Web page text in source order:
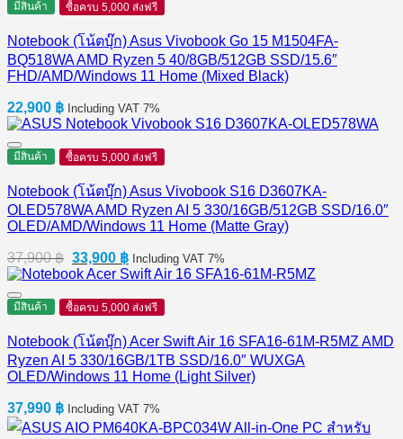
มีสินค้า ซื้อครบ 5,000 ส่งฟรี
Notebook (โน้ตบุ๊ก) Asus Vivobook Go 15 M1504FA-
BQ518WA AMD Ryzen 5 40/8GB/512GB SSD/15.6″
FHD/AMD/Windows 11 Home (Mixed Black)
22,900 ฿ Including VAT 7%
มีสินค้า ซื้อครบ 5,000 ส่งฟรี
Notebook (โน้ตบุ๊ก) Asus Vivobook S16 D3607KA-
OLED578WA AMD Ryzen AI 5 330/16GB/512GB SSD/16.0″
OLED/AMD/Windows 11 Home (Matte Gray)
37,900฿ Original
price
37,900 ฿.
33,900 ฿Current
price
33,900 ฿.
Including VAT 7%
มีสินค้า ซื้อครบ 5,000 ส่งฟรี
Notebook (โน้ตบุ๊ก) Acer Swift Air 16 SFA16-61M-R5MZ AMD
Ryzen AI 5 330/16GB/1TB SSD/16.0″ WUXGA
OLED/Windows 11 Home (Light Silver)
37,990 ฿ Including VAT 7%